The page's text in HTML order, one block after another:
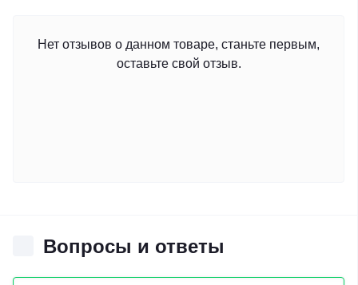
Нет отзывов о данном товаре, станьте первым,
оставьте свой отзыв.
Вопросы и ответы